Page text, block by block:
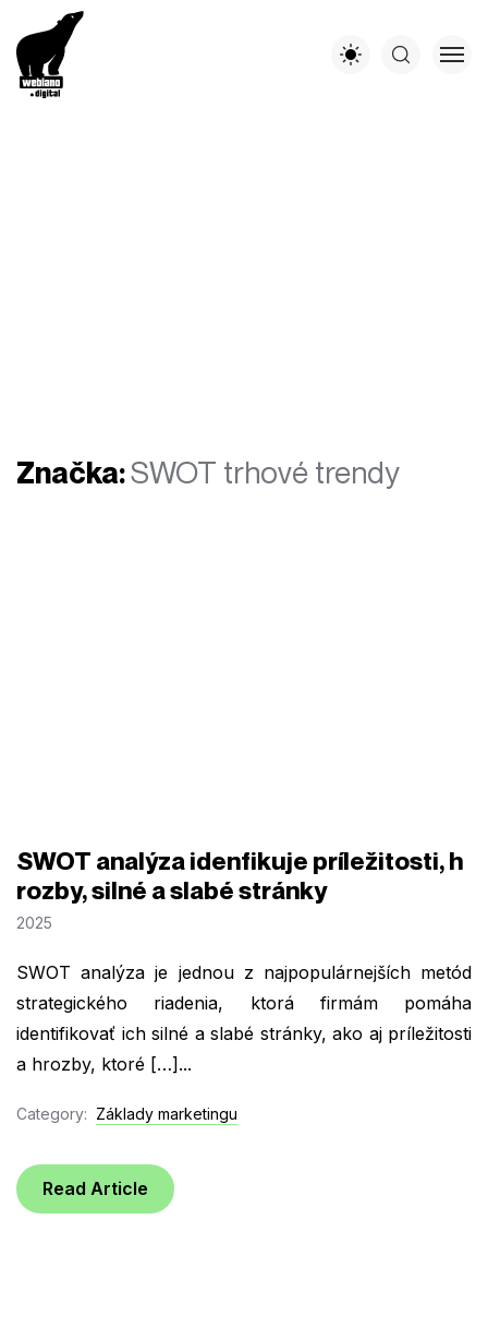
Značka:SWOT trhové trendy
SWOT analýza idenfikuje príležitosti, h
rozby, silné a slabé stránky
2025
SWOT analýza je jednou z najpopulárnejších metód
strategického riadenia, ktorá firmám pomáha
identifikovať ich silné a slabé stránky, ako aj príležitosti
a hrozby, ktoré […]...
Category: Základy marketingu
Read Article